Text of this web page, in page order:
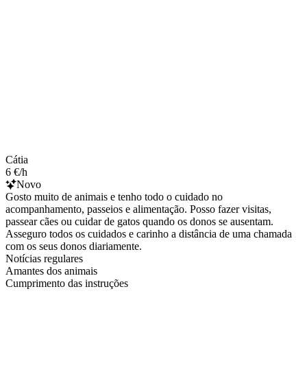
Cátia
6 €/h
Novo
Gosto muito de animais e tenho todo o cuidado no
acompanhamento, passeios e alimentação. Posso fazer visitas,
passear cães ou cuidar de gatos quando os donos se ausentam.
Asseguro todos os cuidados e carinho a distância de uma chamada
com os seus donos diariamente.
Notícias regulares
Amantes dos animais
Cumprimento das instruções